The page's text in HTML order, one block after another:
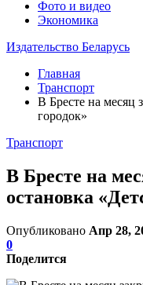
Фото и видео
Экономика
Издательство Беларусь
Главная
Транспорт
В Бресте на месяц
городок»
Транспорт
В Бресте на
остановка
Опубликовано Апр 28,
0
Поделится